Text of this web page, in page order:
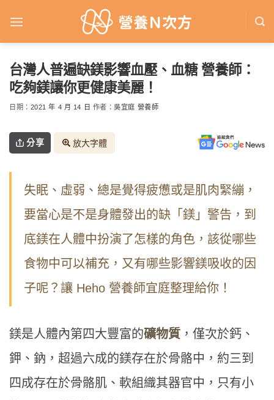
台灣人普遍缺鎂影響血壓、血糖 營養師：
吃夠鎂讓你更健康美麗！
日期： 2021 年 4 月 14 日 作者：吳宜庭 營養師
分享 放大字體
失眠、虛弱、總是覺得疲憊或是肌肉緊繃，
要當心是不是身體發出的缺「鎂」警告，到
底鎂在人體中扮演了怎樣的角色，該從哪些
食物中可以補充，又有哪些影響鎂吸收的因
子呢？讓 Heho 營養師宜庭整理給你！
鎂是人體內第四大豐富的礦物質 ，僅次於鈣、
鉀、鈉，超過六成的鎂存在於骨骼中，約三到
四成存在於骨骼肌、軟組織其器官中，只有小